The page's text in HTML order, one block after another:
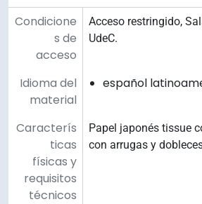
Condicione
s de
acceso
Acceso restringido,
UdeC.
Idioma del
material
español
Caracterís
ticas
físicas y
requisitos
técnicos
Papel japonés tissue
con arrugas y